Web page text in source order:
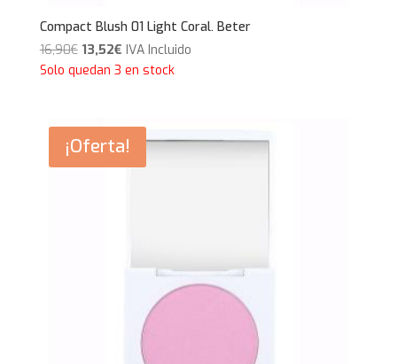
Compact Blush 01 Light Coral. Beter
16,90€ El
precio
16,90€.
13,52€El
precio
13,52€.
IVA Incluido
Solo quedan 3 en stock
¡Oferta!